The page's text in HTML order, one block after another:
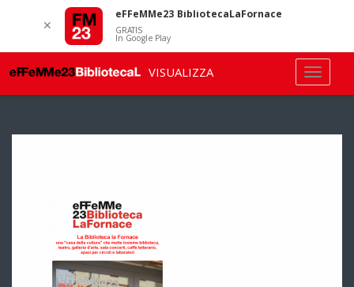
✕
eFFeMMe23 BibliotecaLaFornace
GRATIS
In Google Play
VISUALIZZA